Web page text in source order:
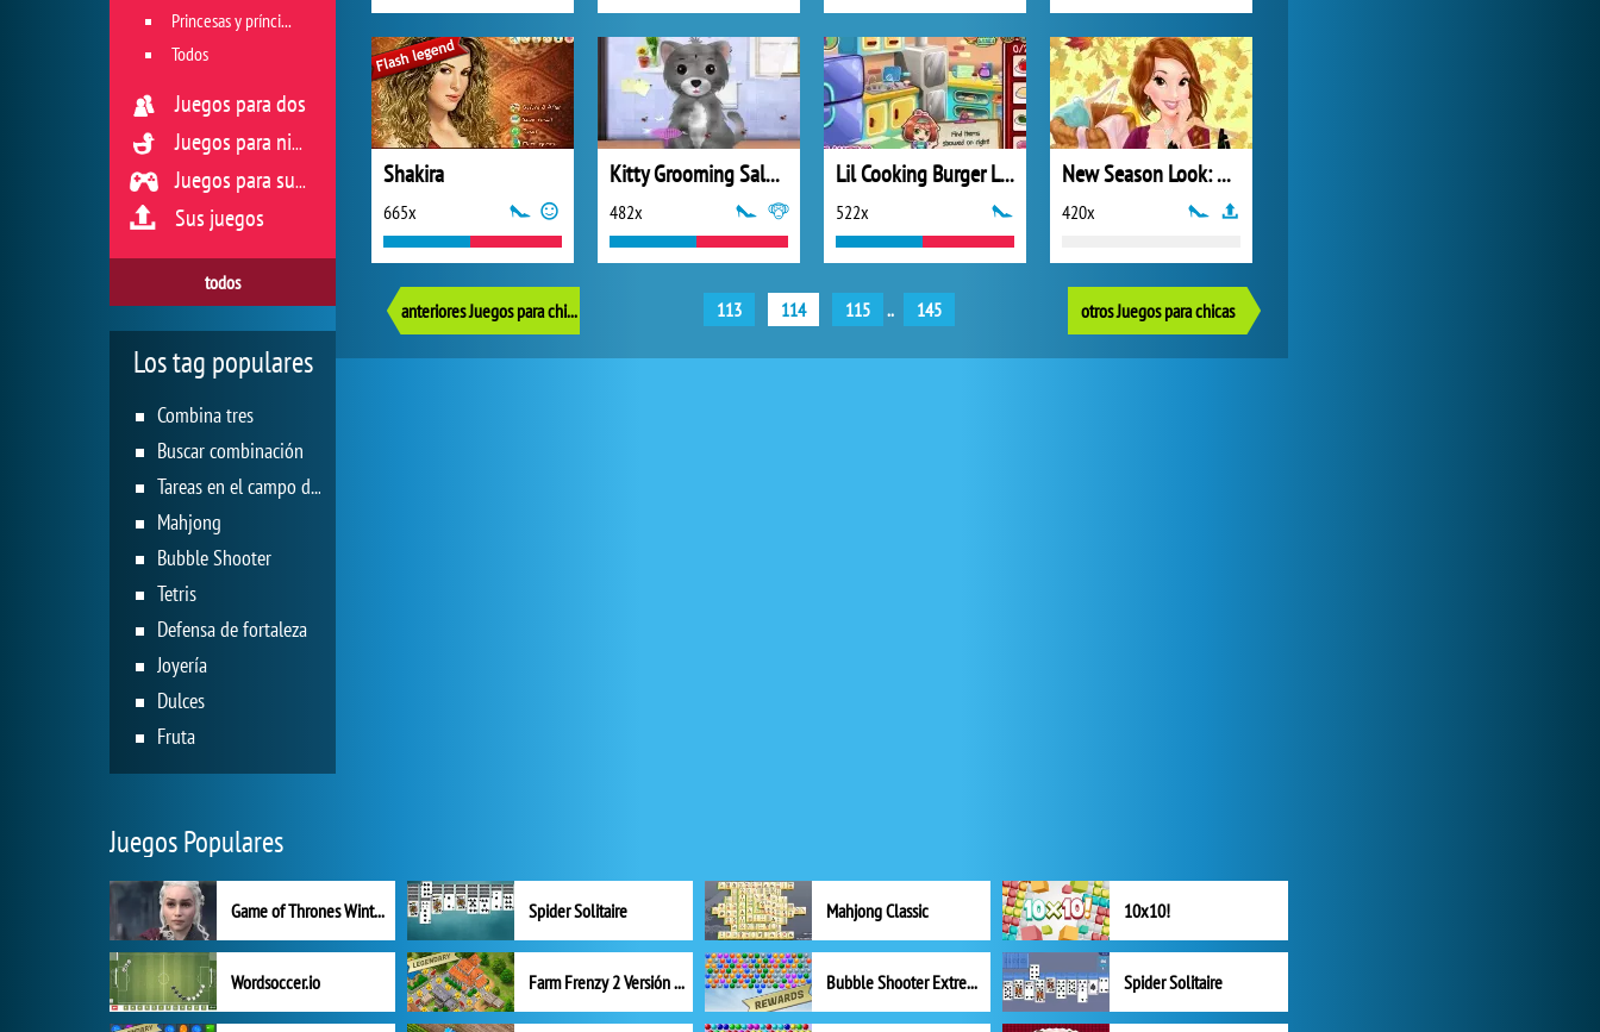
Shakira
665x
Kitty Grooming Salon 2
482x
Lil Cooking Burger Launch
522x
New Season Look: Keep Or Toss
420x
anteriores Juegos para chicas 113 114 115 .. 145 otros Juegos para chicas
Princesas y príncipes
Todos
Juegos para dos
Juegos para niños
Juegos para sus reflejos
Sus juegos
todos
Los tag populares
Combina tres
Buscar combinación
Tareas en el campo de juego
Mahjong
Bubble Shooter
Tetris
Defensa de fortaleza
Joyería
Dulces
Fruta
Juegos Populares
Game of Thrones Winter is Coming Spider Solitaire Mahjong Classic 10x10!
Wordsoccer.io Farm Frenzy 2 Versión completa Bubble Shooter Extreme Spider Solitaire